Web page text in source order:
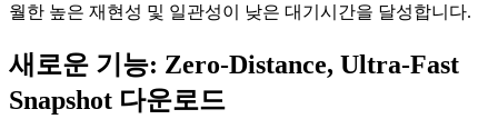
월한 높은 재현성 및 일관성이 낮은 대기시간을 달성합니다.
새로운 기능: Zero-Distance, Ultra-Fast
Snapshot 다운로드